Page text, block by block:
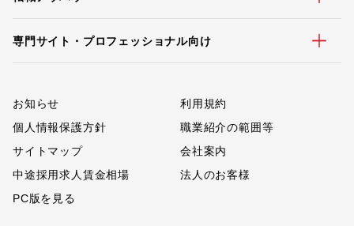
専門サイト・プロフェッショナル向け
お知らせ
利用規約
個人情報保護方針
職業紹介の範囲等
サイトマップ
会社案内
中途採用求人賃金相場
法人のお客様
PC版を見る